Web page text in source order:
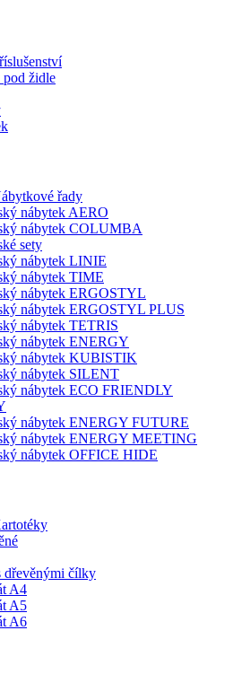
židle
řady
nábytek AERO
nábytek COLUMBA
sety
nábytek LINIE
nábytek TIME
nábytek ERGOSTYL
nábytek ERGOSTYL PLUS
nábytek TETRIS
nábytek ENERGY
nábytek KUBISTIK
nábytek SILENT
nábytek ECO FRIENDLY
nábytek ENERGY FUTURE
nábytek ENERGY MEETING
nábytek OFFICE HIDE
dřevěnými čílky
A4
A5
A6